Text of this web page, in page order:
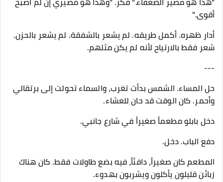
أقوى."
أدار ظهره. أكمل طريقه. لم يشعر بالشفقة. لم يشعر بالحزن.
شعر فقط بالارتياح لأنه لم يكن مثلهم.
---
حل المساء. الشمس بدأت تغرب، والسماء تحولت إلى برتقالي
وأحمر. كان الوقت قد حان للعشاء.
دخل بابلو مطعماً صغيراً في شارع جانبي.
دفع الباب. دخل.
المطعم كان صغيراً، دافئاً، فيه بضع طاولات فقط. كان هناك
زبائن قليلون يأكلون ويشربون بهدوء.